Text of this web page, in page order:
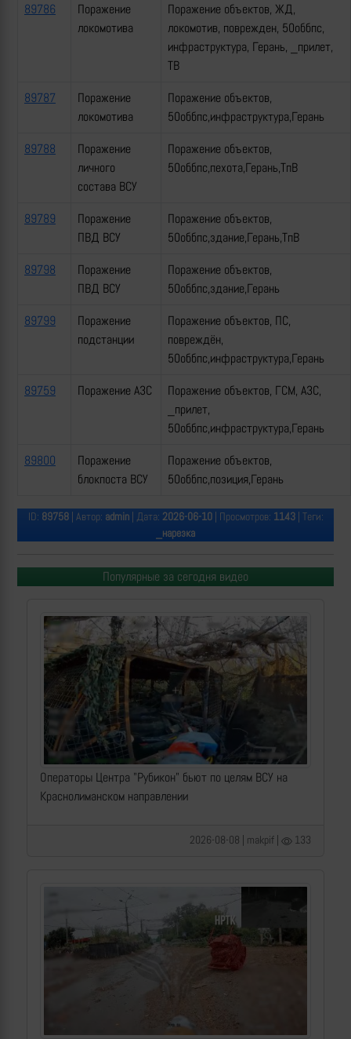
89786
Поражение
локомотива
Поражение объектов, ЖД,
локомотив, поврежден, 50оббпс,
инфраструктура, Герань, _прилет,
ТВ
89787
Поражение
локомотива
Поражение объектов,
50оббпс,инфраструктура,Герань
89788
Поражение
личного
состава ВСУ
Поражение объектов,
50оббпс,пехота,Герань,ТпВ
89789
Поражение
ПВД ВСУ
Поражение объектов,
50оббпс,здание,Герань,ТпВ
89798
Поражение
ПВД ВСУ
Поражение объектов,
50оббпс,здание,Герань
89799
Поражение
подстанции
Поражение объектов, ПС,
повреждён,
50оббпс,инфраструктура,Герань
89759
Поражение АЗС
Поражение объектов, ГСМ, АЗС,
_прилет,
50оббпс,инфраструктура,Герань
89800
Поражение
блокпоста ВСУ
Поражение объектов,
50оббпс,позиция,Герань
ID: 89758| Автор: admin| Дата: 2026-06-10| Просмотров: 1143| Теги:
_нарезка
Популярные за сегодня видео
Операторы Центра "Рубикон" бьют по целям ВСУ на
Краснолиманском направлении
2026-08-08 | makpif | 133